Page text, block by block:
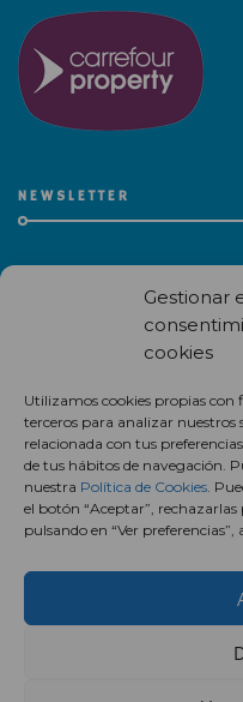
Gestionar
cookies
Utilizamos cookies propias con
terceros para analizar
relacionada con tus
de tus hábitos de navegación.
nuestra Política de Cookies.
el botón “Aceptar”,
pulsando en “Ver
NEWSLETTER